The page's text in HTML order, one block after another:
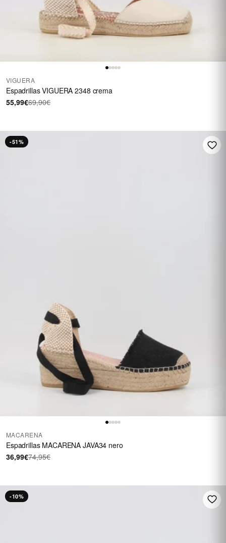
VIGUERA
Espadrillas VIGUERA 2348 crema
55,99€69,90€
-51%
MACARENA
Espadrillas MACARENA JAVA34 nero
36,99€74,95€
-10%